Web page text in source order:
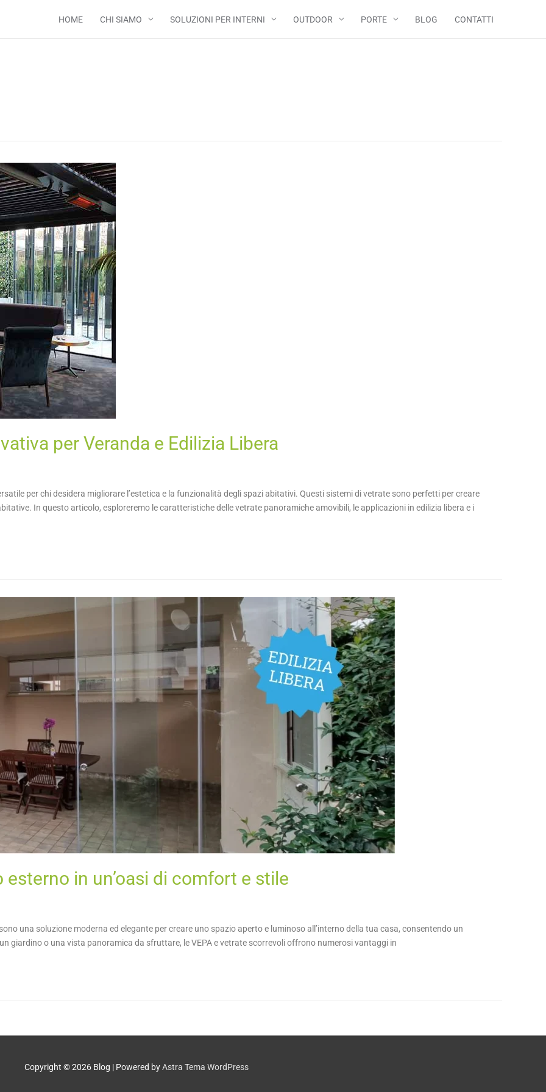
HOME CHI SIAMO SOLUZIONI PER INTERNI OUTDOOR PORTE BLOG CONTATTI
per Veranda e Edilizia Libera
per chi desidera migliorare l’estetica e la funzionalità degli spazi abitativi. Questi sistemi di vetrate sono perfetti per creare
In questo articolo, esploreremo le caratteristiche delle vetrate panoramiche amovibili, le applicazioni in edilizia libera e i
in un’oasi di comfort e stile
una soluzione moderna ed elegante per creare uno spazio aperto e luminoso all’interno della tua casa, consentendo un
giardino o una vista panoramica da sfruttare, le VEPA e vetrate scorrevoli offrono numerosi vantaggi in
Copyright © 2026 Blog | Powered byAstra Tema WordPress